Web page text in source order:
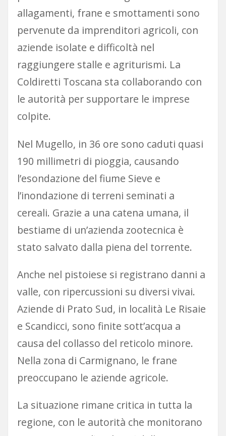
allagamenti, frane e smottamenti sono
pervenute da imprenditori agricoli, con
aziende isolate e difficoltà nel
raggiungere stalle e agriturismi. La
Coldiretti Toscana sta collaborando con
le autorità per supportare le imprese
colpite.
Nel Mugello, in 36 ore sono caduti quasi
190 millimetri di pioggia, causando
l’esondazione del fiume Sieve e
l’inondazione di terreni seminati a
cereali. Grazie a una catena umana, il
bestiame di un’azienda zootecnica è
stato salvato dalla piena del torrente.
Anche nel pistoiese si registrano danni a
valle, con ripercussioni su diversi vivai.
Aziende di Prato Sud, in località Le Risaie
e Scandicci, sono finite sott’acqua a
causa del collasso del reticolo minore.
Nella zona di Carmignano, le frane
preoccupano le aziende agricole.
La situazione rimane critica in tutta la
regione, con le autorità che monitorano